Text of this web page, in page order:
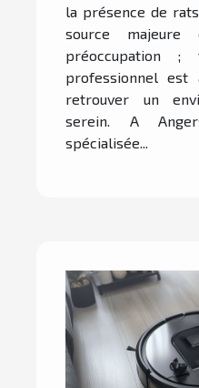
la présence de
source
préoccupation
professionnel est
retrouver un
serein. A
spécialisée...